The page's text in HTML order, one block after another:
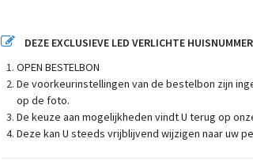
DEZE EXCLUSIEVE LED VERLICHTE
OPEN BESTELBON
De voorkeurinstellingen van de bestelbon zijn
op de foto.
De keuze aan mogelijkheden vindt U terug op
Deze kan U steeds vrijblijvend wijzigen naar uw